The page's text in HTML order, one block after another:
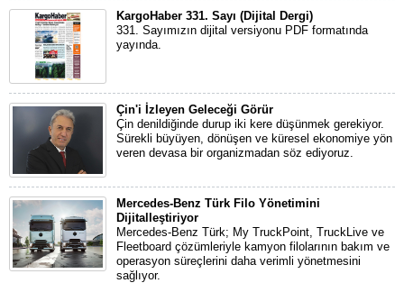
KargoHaber 331. Sayı (Dijital Dergi)
331. Sayımızın dijital versiyonu PDF formatında
yayında.
Çin'i İzleyen Geleceği Görür
Çin denildiğinde durup iki kere düşünmek gerekiyor.
Sürekli büyüyen, dönüşen ve küresel ekonomiye yön
veren devasa bir organizmadan söz ediyoruz.
Mercedes-Benz Türk Filo Yönetimini
Dijitalleştiriyor
Mercedes-Benz Türk; My TruckPoint, TruckLive ve
Fleetboard çözümleriyle kamyon filolarının bakım ve
operasyon süreçlerini daha verimli yönetmesini
sağlıyor.